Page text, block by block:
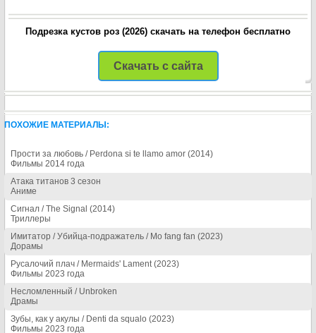
Подрезка кустов роз (2026) скачать на телефон бесплатно
Скачать с сайта
ПОХОЖИЕ МАТЕРИАЛЫ:
Прости за любовь / Perdona si te llamo amor (2014)
Фильмы 2014 года
Атака титанов 3 сезон
Аниме
Сигнал / The Signal (2014)
Триллеры
Имитатор / Убийца-подражатель / Mo fang fan (2023)
Дорамы
Русалочий плач / Mermaids' Lament (2023)
Фильмы 2023 года
Несломленный / Unbroken
Драмы
Зубы, как у акулы / Denti da squalo (2023)
Фильмы 2023 года